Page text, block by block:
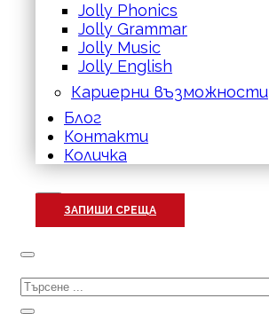
Jolly Phonics
Jolly Grammar
Jolly Music
Jolly English
Кариерни възможности
Блог
Контакти
Количка
ЗАПИШИ СРЕЩА
Търсене